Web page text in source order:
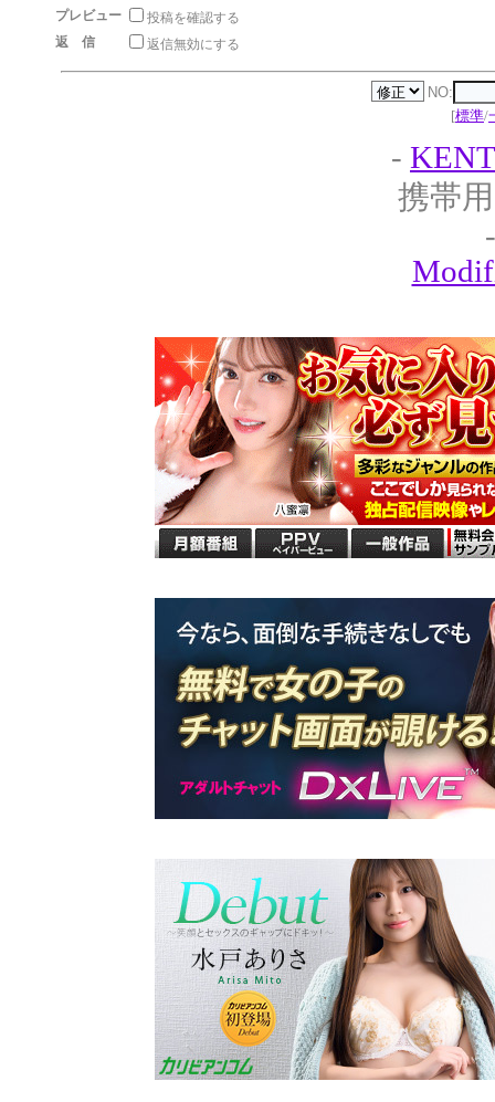
プレビュー
投稿を確認する
返 信
返信無効にする
NO:
[標準/
- KENT
携帯